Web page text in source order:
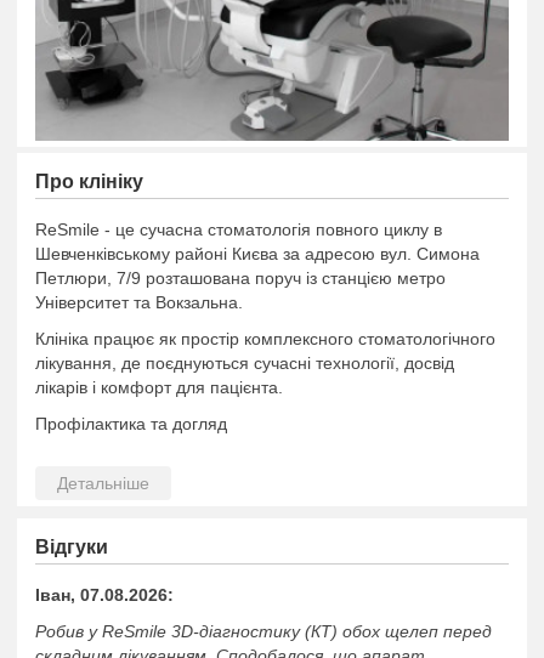
Про клiнiку
ReSmile - це сучасна стоматологія повного циклу в
Шевченківському районі Києва за адресою вул. Симона
Петлюри, 7/9 розташована поруч із станцією метро
Університет та Вокзальна.
Клініка працює як простір комплексного стоматологічного
лікування, де поєднуються сучасні технології, досвід
лікарів і комфорт для пацієнта.
Профілактика та догляд
-Лікування та профілактика захворювань ясен
- Лікування карієсу
- Лікування каналів зубів
- Пломбування та реставрації
Відгуки
Іван, 07.08.2026:
Робив у ReSmile 3D-діагностику (КТ) обох щелеп перед